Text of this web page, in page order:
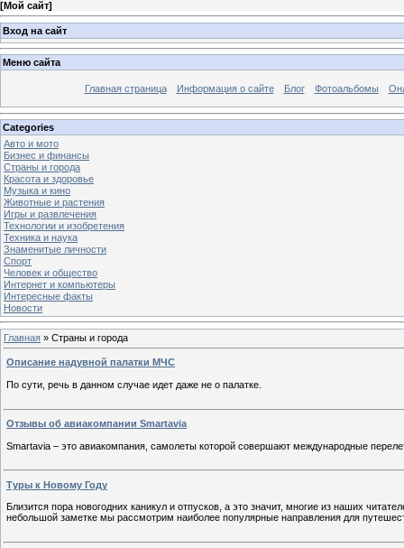
[Мой сайт]
Вход на сайт
Меню сайта
Главная страница Информация о сайте Блог Фотоальбомы
Categories
Авто и мото
Бизнес и финансы
Страны и города
Красота и здоровье
Музыка и кино
Животные и растения
Игры и развлечения
Технологии и изобретения
Техника и наука
Знаменитые личности
Спорт
Человек и общество
Интернет и компьютеры
Интересные факты
Новости
Главная » Страны и города
Описание надувной палатки МЧС
По сути, речь в данном случае идет даже не о палатке.
Отзывы об авиакомпании Smartavia
Smartavia – это авиакомпания, самолеты которой совершают международные
Туры к Новому Году
Близится пора новогодних каникул и отпусков, а это значит, многие из наших
небольшой заметке мы рассмотрим наиболее популярные направления для